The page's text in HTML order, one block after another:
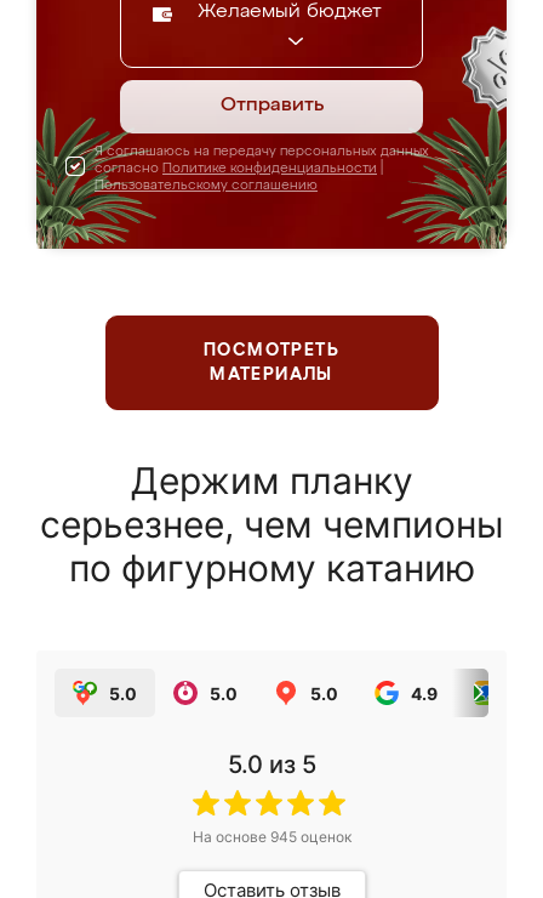
Желаемый бюджет
Отправить
Я соглашаюсь на передачу персональных данных
согласно Политике конфиденциальности
Пользовательскому соглашению
ПОСМОТРЕТЬ
МАТЕРИАЛЫ
Держим планку
серьезнее, чем чемпионы
по фигурному катанию
5.0 5.0 5.0 4.9
5.0 из 5
На основе 945оценок
Оставить отзыв